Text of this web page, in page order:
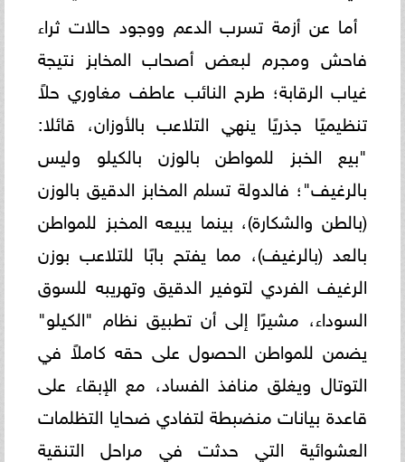
أما عن أزمة تسرب الدعم ووجود حالات ثراء
فاحش ومجرم لبعض أصحاب المخابز نتيجة
غياب الرقابة؛ طرح النائب عاطف مغاوري حلاً
تنظيميًا جذريًا ينهي التلاعب بالأوزان، قائلا:
"بيع الخبز للمواطن بالوزن بالكيلو وليس
بالرغيف"؛ فالدولة تسلم المخابز الدقيق بالوزن
(بالطن والشكارة)، بينما يبيعه المخبز للمواطن
بالعد (بالرغيف)، مما يفتح بابًا للتلاعب بوزن
الرغيف الفردي لتوفير الدقيق وتهريبه للسوق
السوداء، مشيرًا إلى أن تطبيق نظام "الكيلو"
يضمن للمواطن الحصول على حقه كاملاً في
التوتال ويغلق منافذ الفساد، مع الإبقاء على
قاعدة بيانات منضبطة لتفادي ضحايا التظلمات
العشوائية التي حدثت في مراحل التنقية